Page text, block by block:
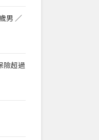
男 ／
險超過